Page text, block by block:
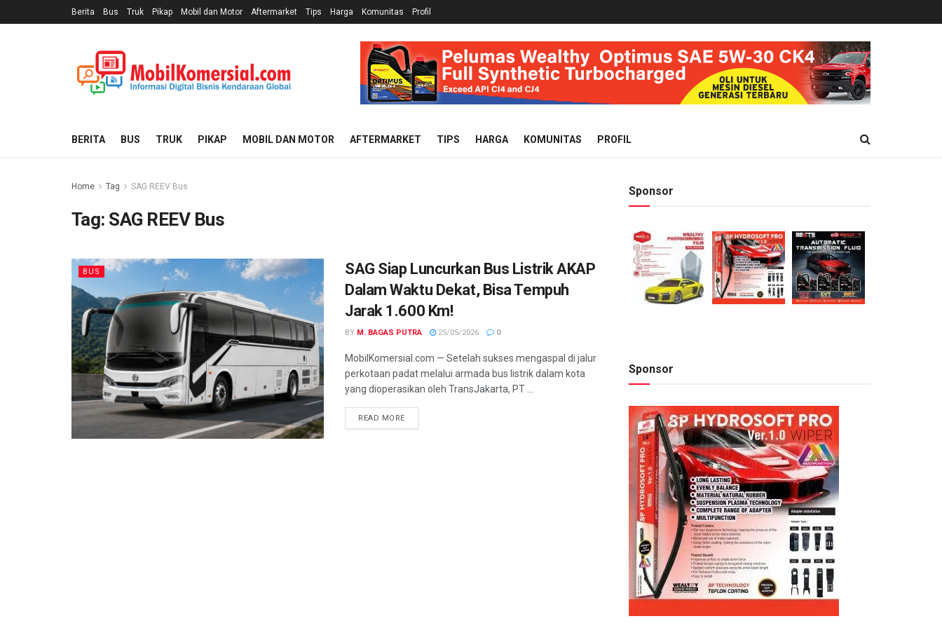
Berita Bus Truk Pikap Mobil dan Motor Aftermarket Tips Harga Komunitas Profil
BERITA BUS TRUK PIKAP MOBIL DAN MOTOR AFTERMARKET TIPS HARGA KOMUNITAS PROFIL
Home Tag SAG REEV Bus
Tag: SAG REEV Bus
BUS
SAG Siap Luncurkan Bus Listrik AKAP
Dalam Waktu Dekat, Bisa Tempuh
Jarak 1.600 Km!
BY M. BAGAS PUTRA 25/05/2026 0
MobilKomersial.com — Setelah sukses mengaspal di jalur
perkotaan padat melalui armada bus listrik dalam kota
yang dioperasikan oleh TransJakarta, PT ...
READ MORE
Sponsor
Sponsor